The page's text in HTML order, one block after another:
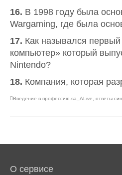
16. В 1998 году была
Wargaming, где была
17. Как назывался первый
компьютер» который
Nintendo?
18. Компания, которая
Введение в профессию.sa_ALive ответы
О сервисе